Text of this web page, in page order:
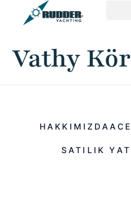
Vathy
HAKKIMIZDA
SATILIK